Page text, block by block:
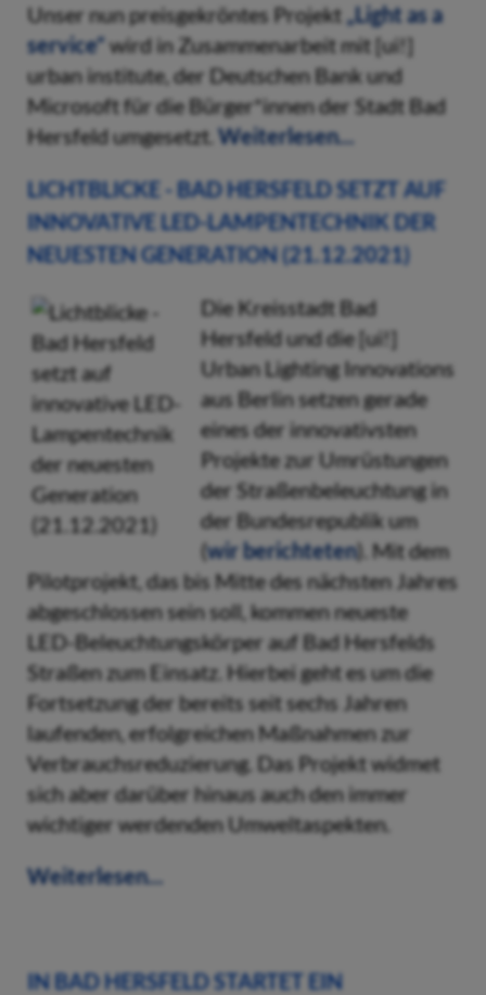
Unser nun preisgekröntes Projekt „Light as a
service“wird in Zusammenarbeit mit [ui!]
urban institute, der Deutschen Bank und
Microsoft für die Bürger*innen der Stadt Bad
Hersfeld umgesetzt.Weiterlesen...
LICHTBLICKE - BAD HERSFELD SETZT AUF
INNOVATIVE LED-LAMPENTECHNIK DER
NEUESTEN GENERATION (21.12.2021)
Die Kreisstadt Bad
Hersfeld und die [ui!]
Urban Lighting Innovations
aus Berlin setzen gerade
eines der innovativsten
Projekte zur Umrüstungen
der Straßenbeleuchtung in
der Bundesrepublik um
(wir berichteten). Mit dem
Pilotprojekt, das bis Mitte des nächsten Jahres
abgeschlossen sein soll, kommen neueste
LED-Beleuchtungskörper auf Bad Hersfelds
Straßen zum Einsatz. Hierbei geht es um die
Fortsetzung der bereits seit sechs Jahren
laufenden, erfolgreichen Maßnahmen zur
Verbrauchsreduzierung. Das Projekt widmet
sich aber darüber hinaus auch den immer
wichtiger werdenden Umweltaspekten.
Weiterlesen...
IN BAD HERSFELD STARTET EIN